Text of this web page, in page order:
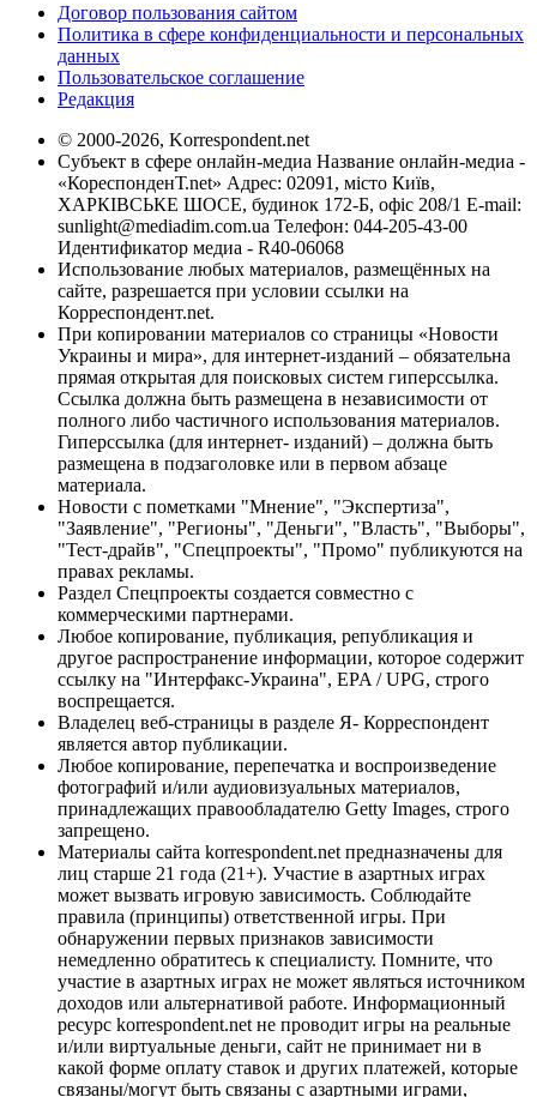
Договор пользования сайтом
Политика в сфере конфиденциальности и персональных
данных
Пользовательское соглашение
Редакция
© 2000-2026, Korrespondent.net
Субъект в сфере онлайн-медиа Название онлайн-медиа -
«КореспонденТ.net» Адрес: 02091, місто Київ,
ХАРКІВСЬКЕ ШОСЕ, будинок 172-Б, офіс 208/1 E-mail:
sunlight@mediadim.com.ua Телефон: 044-205-43-00
Идентификатор медиа - R40-06068
Использование любых материалов, размещённых на
сайте, разрешается при условии ссылки на
Корреспондент.net.
При копировании материалов со страницы «Новости
Украины и мира», для интернет-изданий – обязательна
прямая открытая для поисковых систем гиперссылка.
Ссылка должна быть размещена в независимости от
полного либо частичного использования материалов.
Гиперссылка (для интернет- изданий) – должна быть
размещена в подзаголовке или в первом абзаце
материала.
Новости с пометками "Мнение", "Экспертиза",
"Заявление", "Регионы", "Деньги", "Власть", "Выборы",
"Тест-драйв", "Спецпроекты", "Промо" публикуются на
правах рекламы.
Раздел Спецпроекты создается совместно с
коммерческими партнерами.
Любое копирование, публикация, републикация и
другое распространение информации, которое содержит
ссылку на "Интерфакс-Украина", EPA / UPG, строго
воспрещается.
Владелец веб-страницы в разделе Я- Корреспондент
является автор публикации.
Любое копирование, перепечатка и воспроизведение
фотографий и/или аудиовизуальных материалов,
принадлежащих правообладателю Getty Images, строго
запрещено.
Материалы сайта korrespondent.net предназначены для
лиц старше 21 года (21+). Участие в азартных играх
может вызвать игровую зависимость. Соблюдайте
правила (принципы) ответственной игры. При
обнаружении первых признаков зависимости
немедленно обратитесь к специалисту. Помните, что
участие в азартных играх не может являться источником
доходов или альтернативой работе. Информационный
ресурс korrespondent.net не проводит игры на реальные
и/или виртуальные деньги, сайт не принимает ни в
какой форме оплату ставок и других платежей, которые
связаны/могут быть связаны с азартными играми,